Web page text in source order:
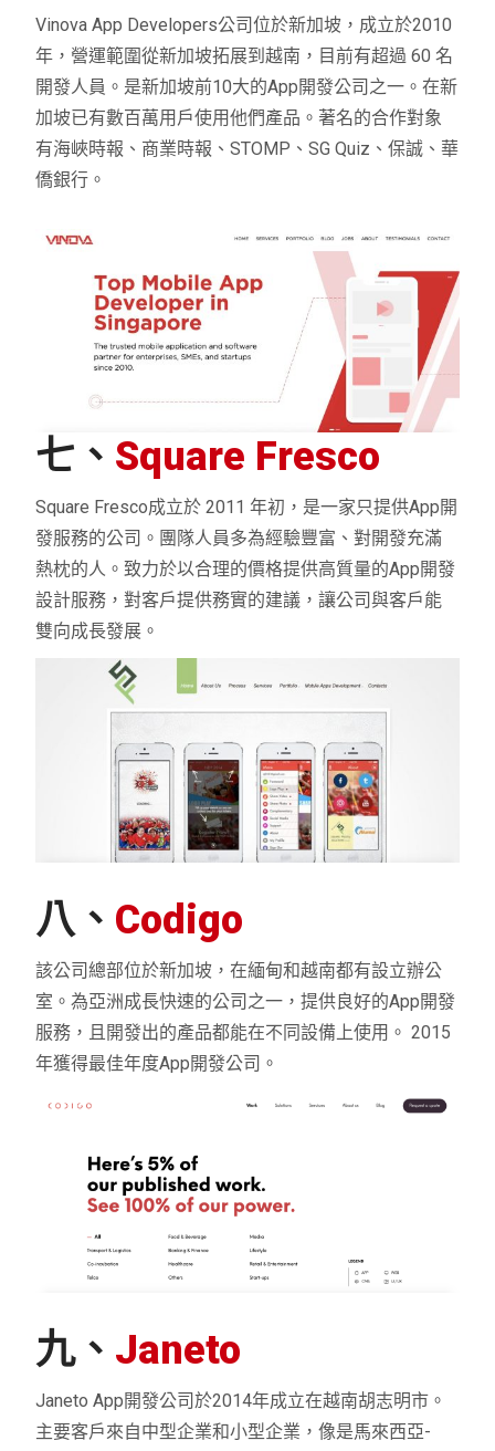
Vinova App Developers公司位於新加坡，成立於2010
年，營運範圍從新加坡拓展到越南，目前有超過 60 名
開發人員。是新加坡前10大的App開發公司之一。在新
加坡已有數百萬用戶使用他們產品。著名的合作對象
有海峽時報、商業時報、STOMP、SG Quiz、保誠、華
僑銀行。
七、 Square Fresco
Square Fresco成立於 2011 年初，是一家只提供App開
發服務的公司。團隊人員多為經驗豐富、對開發充滿
熱枕的人。致力於以合理的價格提供高質量的App開發
設計服務，對客戶提供務實的建議，讓公司與客戶能
雙向成長發展。
八、 Codigo
該公司總部位於新加坡，在緬甸和越南都有設立辦公
室。為亞洲成長快速的公司之一，提供良好的App開發
服務，且開發出的產品都能在不同設備上使用。 2015
年獲得最佳年度App開發公司。
九、 Janeto
Janeto App開發公司於2014年成立在越南胡志明市。
主要客戶來自中型企業和小型企業，像是馬來西亞-